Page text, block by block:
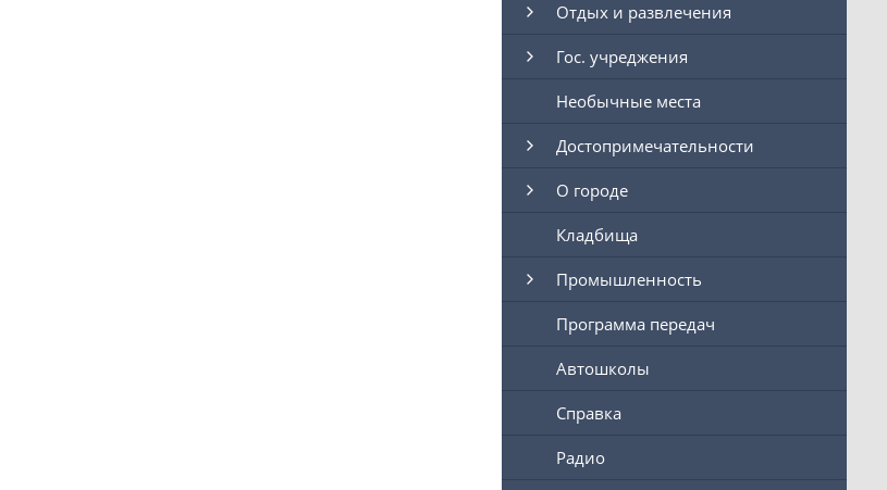
Отдых и развлечения
Гос. учреджения
Необычные места
Достопримечательности
О городе
Кладбища
Промышленность
Программа передач
Автошколы
Справка
Радио